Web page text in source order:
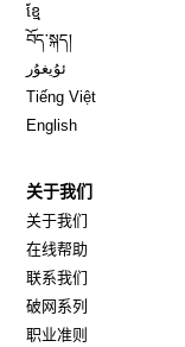
ខ្មែ
བོད་སྐད།
ئۇيغۇر
Tiếng Việt
English
关于我们
关于我们
在线帮助
联系我们
破网系列
职业准则